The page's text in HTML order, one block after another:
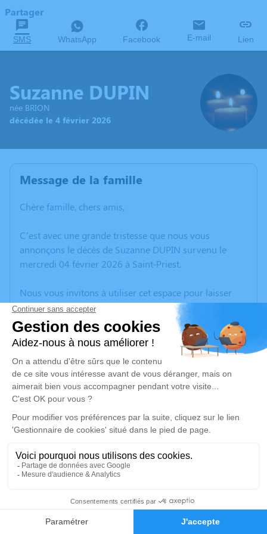
Faire-part Hommages
Partager
SMS WhatsApp Facebook E-mail Lien
Suzanne DUPIN
née BRION
décédée le 4 février 2026
Message de la famille
Chère famille, chers amis,
C’est avec une grande tristesse que nous vous
annonçons le décès de Suzanne DUPIN survenu le
mercredi 04 février 2026 à Saint-Priest.
Nous vous invitons à utiliser cet espace pour laisser
vos condoléances, partager des photos souvenirs, une
anecdote ou exprimer vos pensées à travers des
poèmes ou des textes. Cet endroit est un lieu
d'expression dédié à honorer la mémoire de Suzanne
DUPIN.
Un service de plantation d’arbre hommage est
disponible ici.
Je rends hommage
Cérémonie
Paroisse de l'Alliance Eglise Saint Laurent rue de
l'Eglise